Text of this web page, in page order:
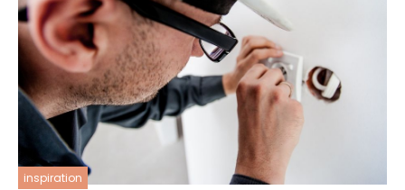
inspiration